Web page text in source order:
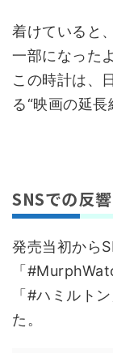
着けていると
一部になった
この時計は、
る“映画の延長
SNSでの反
発売当初から
「
「#ハミルト
た。